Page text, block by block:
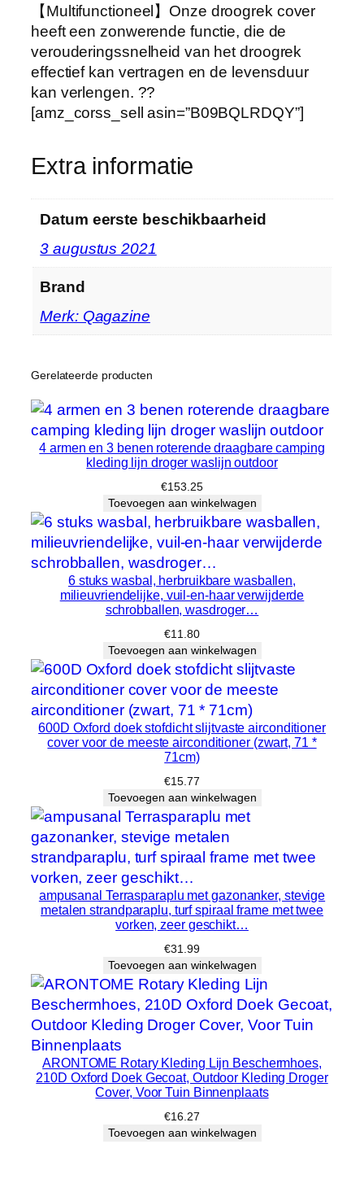
B
e
s
c
h
m
v
r
u
n
…
v
e
e
d
【Multifunctioneel】Onze droogrek cover
heeft een zonwerende functie, die de
verouderingssnelheid van het droogrek
effectief kan vertragen en de levensduur
kan verlengen. ??
[amz_corss_sell asin=”B09BQLRDQY”]
Extra informatie
Datum eerste beschikbaarheid
3 augustus 2021
Brand
Merk: Qagazine
Gerelateerde producten
4 armen en 3 benen roterende draagbare camping
kleding lijn droger waslijn outdoor
€153.25
Toevoegen aan winkelwagen
6 stuks wasbal, herbruikbare wasballen,
milieuvriendelijke, vuil-en-haar verwijderde
schrobballen, wasdroger…
€11.80
Toevoegen aan winkelwagen
600D Oxford doek stofdicht slijtvaste airconditioner
cover voor de meeste airconditioner (zwart, 71 *
71cm)
€15.77
Toevoegen aan winkelwagen
ampusanal Terrasparaplu met gazonanker, stevige
metalen strandparaplu, turf spiraal frame met twee
vorken, zeer geschikt…
€31.99
Toevoegen aan winkelwagen
ARONTOME Rotary Kleding Lijn Beschermhoes,
210D Oxford Doek Gecoat, Outdoor Kleding Droger
Cover, Voor Tuin Binnenplaats
€16.27
Toevoegen aan winkelwagen